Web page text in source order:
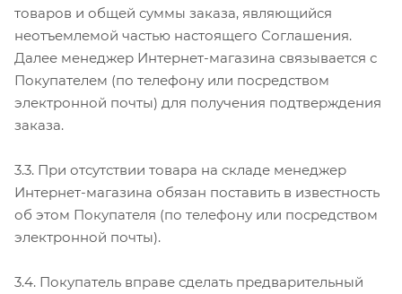
товаров и общей суммы заказа, являющийся
неотъемлемой частью настоящего Соглашения.
Далее менеджер Интернет-магазина связывается с
Покупателем (по телефону или посредством
электронной почты) для получения подтверждения
заказа.
3.3. При отсутствии товара на складе менеджер
Интернет-магазина обязан поставить в известность
об этом Покупателя (по телефону или посредством
электронной почты).
3.4. Покупатель вправе сделать предварительный